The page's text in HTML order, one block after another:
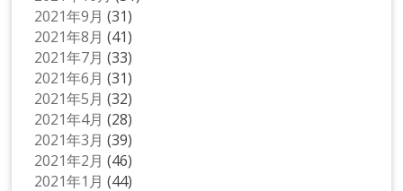
2021年9月 (31)
2021年8月 (41)
2021年7月 (33)
2021年6月 (31)
2021年5月 (32)
2021年4月 (28)
2021年3月 (39)
2021年2月 (46)
2021年1月 (44)